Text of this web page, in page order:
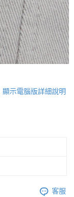
顯示電腦版詳細說明
客服